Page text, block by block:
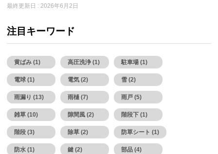
最終更新日 : 2026年6月2日
注目キーワード
黄ばみ (1) 高圧洗浄 (1) 駐車場 (1)
電球 (1) 電気 (2) 雪 (2)
雨漏り (13) 雨樋 (7) 雨戸 (5)
雑草 (10) 隙間風 (2) 階段下 (1)
階段 (3) 除草 (2) 防草シート (1)
防水 (1) 鍵 (2) 部品 (4)